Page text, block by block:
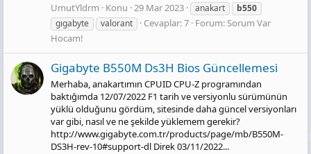
UmutYldrm
Konu 29 Mar 2023 anakart
b550
gıgabyte
valorant Cevaplar: 7 Forum:Sorum Var
Hocam!
Gi̇gabyte B550M Ds3H Bi̇os Güncellemesi̇
Merhaba, anakartımın CPUID CPU-Z programından
baktığımda 12/07/2022 F1 tarih ve versiyonlu sürümünün
yüklü olduğunu gördüm, sitesinde daha güncel versiyonları
var gibi, nasıl ve ne şekilde yüklemem gerekir?
http://www.gigabyte.com.tr/products/page/mb/B550M-
DS3H-rev-10#support-dl Direk 03/11/2022...